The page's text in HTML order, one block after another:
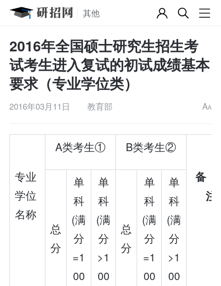
其他
2016年全国硕士研究生招生考
试考生进入复试的初试成绩基本
要求（专业学位类）
2016年03月11日 教育部 AA
专业
学位
名称
A类考生①
B类考生②
注
总
分
单
科
(满
分
=1
00
单
科
(满
分
>1
00
总
分
单
科
(满
分
=1
00
单
科
(满
分
>1
00